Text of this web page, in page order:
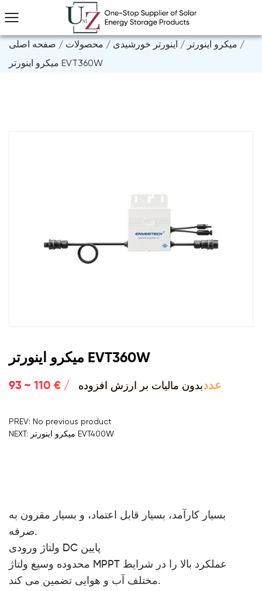
صفحه اصلی / محصولات / اینورتر خورشیدی / میکرو اینورتر /
میکرو اینورتر EVT360W
میکرو اینورتر EVT360W
93 ~ 110 € / عددبدون مالیات بر ارزش افزوده
PREV: No previous product
NEXT: میکرو اینورتر EVT400W
بسیار کارآمد، بسیار قابل اعتماد، و بسیار مقرون به
صرفه.
ولتاژ ورودی DC پایین
محدوده وسیع ولتاژ MPPT عملکرد بالا را در شرایط
مختلف آب و هوایی تضمین می کند.